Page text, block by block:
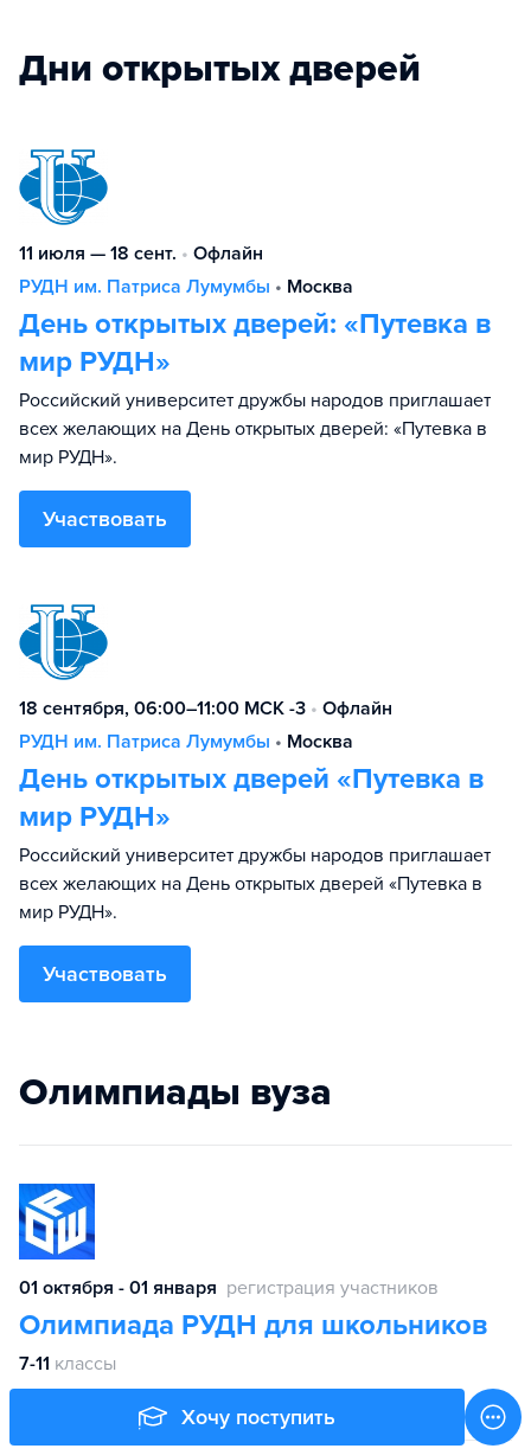
Хочу поступить
Дни открытых дверей
11 июля — 18 сент. • Офлайн
РУДН им. Патриса Лумумбы • Москва
День открытых дверей: «Путевка в
мир РУДН»
Российский университет дружбы народов приглашает
всех желающих на День открытых дверей: «Путевка в
мир РУДН».
Участвовать
18 сентября, 06:00–11:00 МСК -3 • Офлайн
РУДН им. Патриса Лумумбы • Москва
День открытых дверей «Путевка в
мир РУДН»
Российский университет дружбы народов приглашает
всех желающих на День открытых дверей «Путевка в
мир РУДН».
Участвовать
Олимпиады вуза
01 октября - 01 января регистрация участников
Олимпиада РУДН для школьников
7-11 классы